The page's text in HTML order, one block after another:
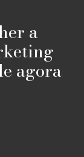
a
agora